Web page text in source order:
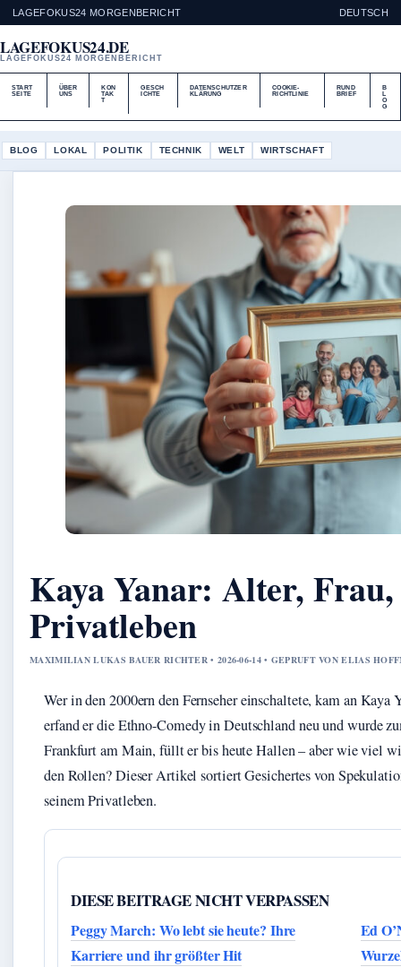
LAGEFOKUS24 MORGENBERICHT DEUTSCH
LAGEFOKUS24.DE
LAGEFOKUS24 MORGENBERICHT
START
SEITE
ÜBER
UNS
KON
TAK
T
GESCH
ICHTE
DATENSCHUTZER
KLÄRUNG
COOKIE-
RICHTLINIE
RUND
BRIEF
B
O
G
BLOG LOKAL POLITIK TECHNIK WELT WIRTSCHAFT
Kaya Yanar: Alter,
Privatleben
MAXIMILIAN LUKAS BAUER RICHTER • 2026-06-14 • GEPRUFT VON ELIAS
Wer in den 2000ern den Fernseher einschaltete, kam an
erfand er die Ethno-Comedy in Deutschland neu und wurde
Frankfurt am Main, füllt er bis heute Hallen – aber wie viel
den Rollen? Dieser Artikel sortiert Gesichertes von
seinem Privatleben.
DIESE BEITRAGE NICHT VERPASSEN
Peggy March: Wo lebt sie heute? Ihre
Karriere und ihr größter Hit
Ed